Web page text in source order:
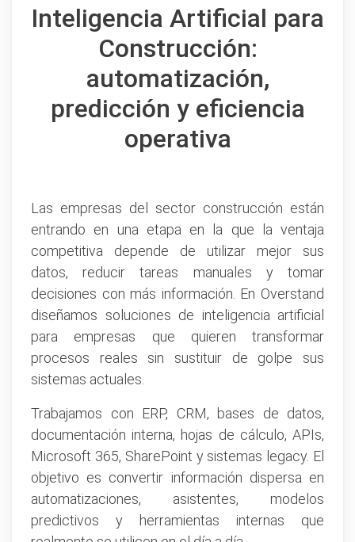
Inteligencia Artificial para
Construcción:
automatización,
predicción y eficiencia
operativa
Las empresas del sector construcción están
entrando en una etapa en la que la ventaja
competitiva depende de utilizar mejor sus
datos, reducir tareas manuales y tomar
decisiones con más información. En Overstand
diseñamos soluciones de inteligencia artificial
para empresas que quieren transformar
procesos reales sin sustituir de golpe sus
sistemas actuales.
Trabajamos con ERP, CRM, bases de datos,
documentación interna, hojas de cálculo, APIs,
Microsoft 365, SharePoint y sistemas legacy. El
objetivo es convertir información dispersa en
automatizaciones, asistentes, modelos
predictivos y herramientas internas que